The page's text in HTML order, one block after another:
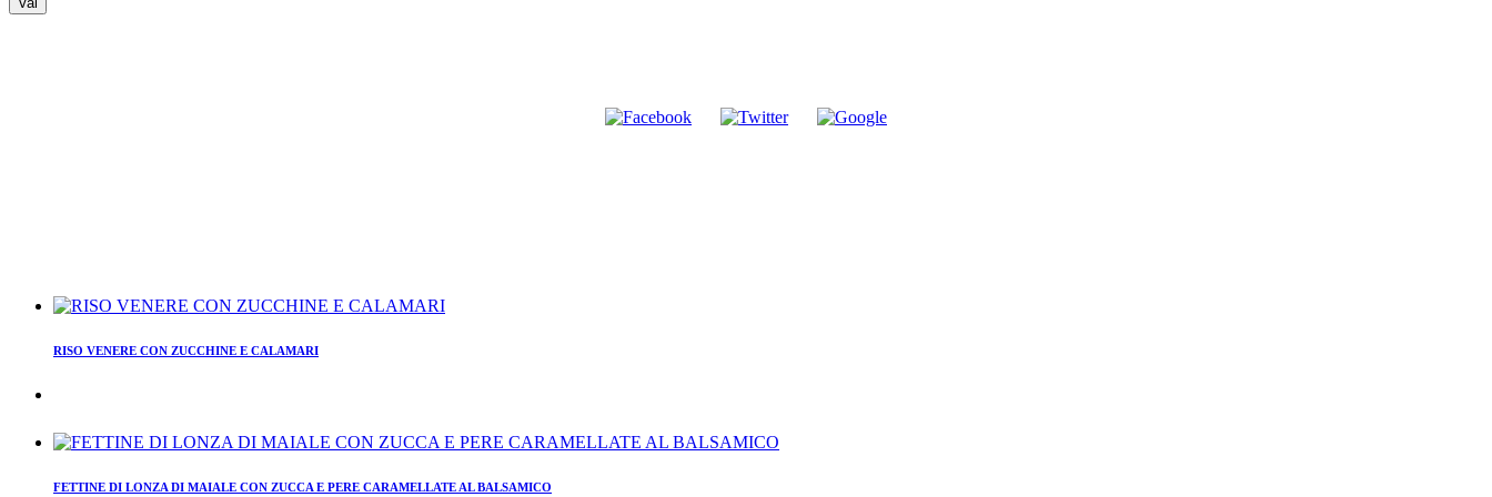
RISO VENERE CON ZUCCHINE E CALAMARI
FETTINE DI LONZA DI MAIALE CON ZUCCA E PERE CARAMELLATE AL BALSAMICO